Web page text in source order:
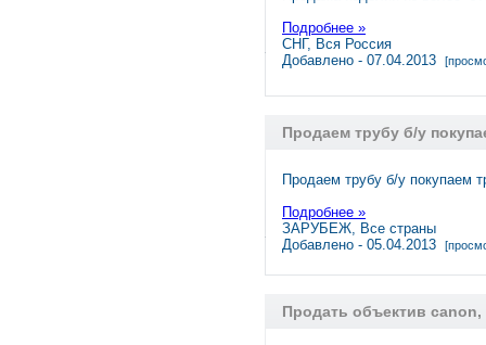
Подробнее »
СНГ, Вся Россия
Добавлено - 07.04.2013
Продаем трубу б/у
Продаем трубу б/у покупаем
Подробнее »
ЗАРУБЕЖ, Все страны
Добавлено - 05.04.2013
Продать объектив